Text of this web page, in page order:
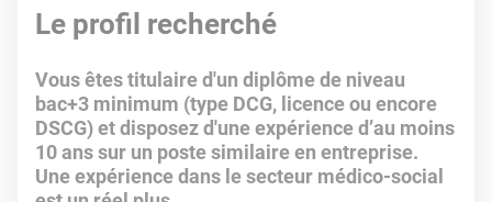
Le profil recherché
Vous êtes titulaire d'un diplôme de niveau
bac+3 minimum (type DCG, licence ou encore
DSCG) et disposez d'une expérience d’au moins
10 ans sur un poste similaire en entreprise.
Une expérience dans le secteur médico-social